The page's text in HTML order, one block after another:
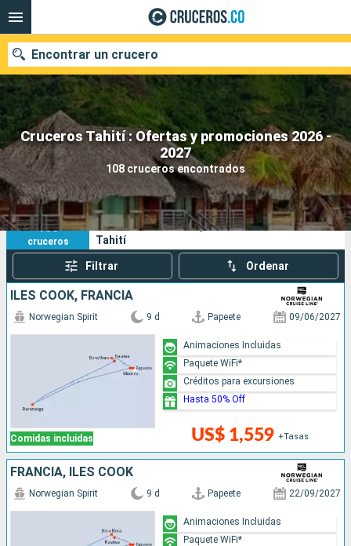
Cruceros Tahití : Ofertas y promociones 2026 -
2027
108 cruceros encontrados
Encontrar un crucero
Fecha de salida
Buscar
108
cruceros
Sus criterios de búsqueda:
Tahití
Filtrar Ordenar
ILES COOK, FRANCIA
Comidas incluidas
Norwegian Spirit 9 d Papeete 09/06/2027
US$ 1,559 +Tasas
Animaciones Incluidas
Paquete WiFi*
Créditos para excursiones
Hasta 50% Off
FRANCIA, ILES COOK
Norwegian Spirit 9 d Papeete 22/09/2027
Animaciones Incluidas
Paquete WiFi*